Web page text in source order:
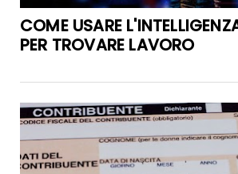
COME USARE
PER TROVARE LAVORO